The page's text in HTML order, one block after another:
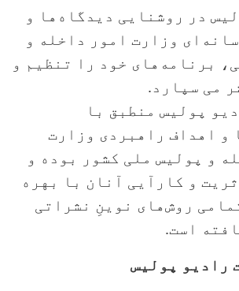
در روشنایی دیدگاه‌ها و
وزارت امور داخله و
برنامه‌های خود را تنظیم و
می سپارد.
پولیس منطبق با
و اهداف راهبردی وزارت
و پولیس ملی کشور بوده و
و کارآیی آنان با بهره
روش‌های نوینِ نشراتی
است.
رادیو پولیس